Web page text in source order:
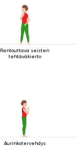
Rentouttava seisten
tehtäväkierto
Aurinkotervehdys